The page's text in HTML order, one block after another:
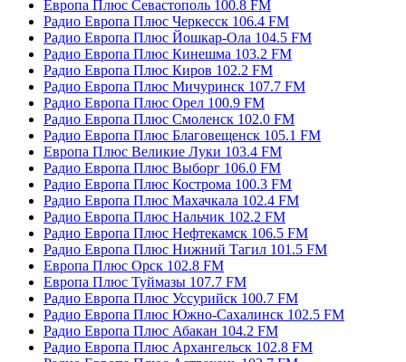
Европа Плюс Севастополь 100.8 FM
Радио Европа Плюс Черкесск 106.4 FM
Радио Европа Плюс Йошкар-Ола 104.5 FM
Радио Европа Плюс Кинешма 103.2 FM
Радио Европа Плюс Киров 102.2 FM
Радио Европа Плюс Мичуринск 107.7 FM
Радио Европа Плюс Орел 100.9 FM
Радио Европа Плюс Смоленск 102.0 FM
Радио Европа Плюс Благовещенск 105.1 FM
Европа Плюс Великие Луки 103.4 FM
Радио Европа Плюс Выборг 106.0 FM
Радио Европа Плюс Кострома 100.3 FM
Радио Европа Плюс Махачкала 102.4 FM
Радио Европа Плюс Нальчик 102.2 FM
Радио Европа Плюс Нефтекамск 106.5 FM
Радио Европа Плюс Нижний Тагил 101.5 FM
Европа Плюс Орск 102.8 FM
Европа Плюс Туймазы 107.7 FM
Радио Европа Плюс Уссурийск 100.7 FM
Радио Европа Плюс Южно-Сахалинск 102.5 FM
Радио Европа Плюс Абакан 104.2 FM
Радио Европа Плюс Архангельск 102.8 FM